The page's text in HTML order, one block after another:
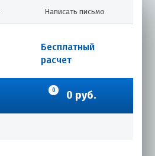
Написать письмо
Бесплатный
расчет
0 0 руб.